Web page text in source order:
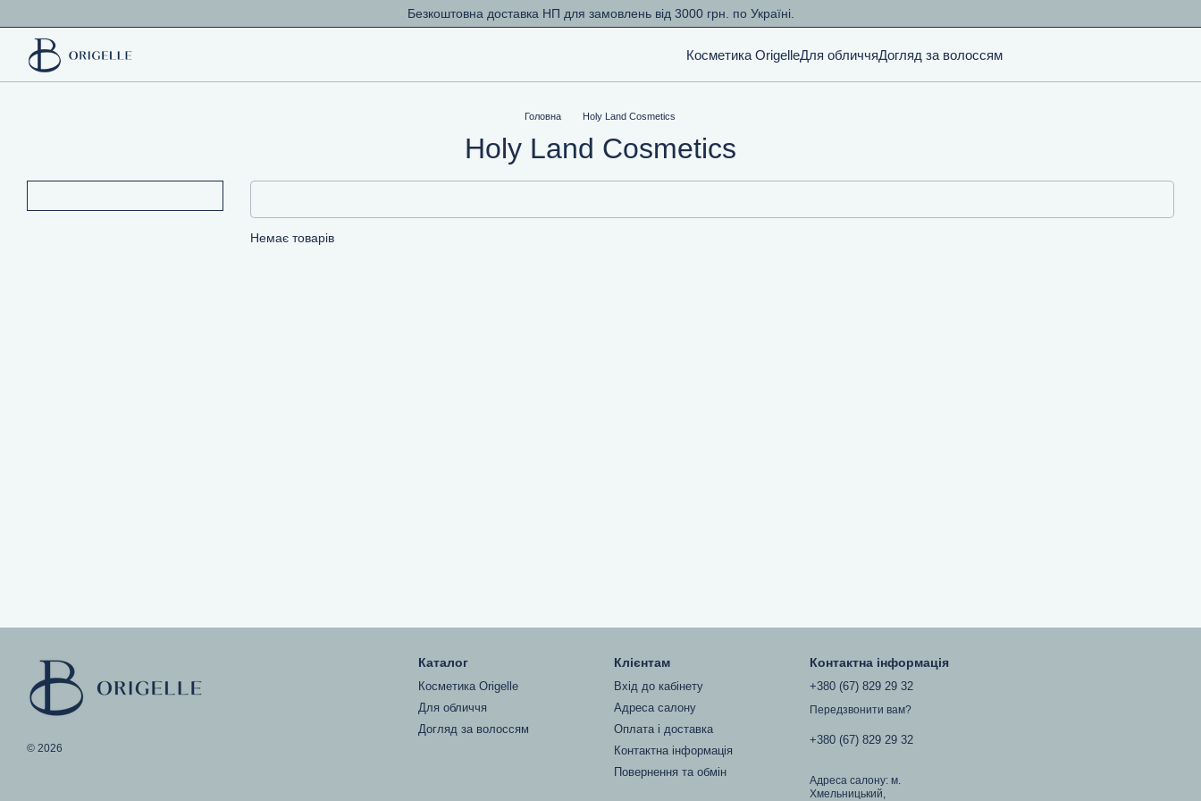
Безкоштовна доставка НП для замовлень від 3000 грн. по Україні.
Косметика OrigelleДля обличчяДогляд за волоссям
Головна Holy Land Cosmetics
Holy Land Cosmetics
Немає товарів
© 2026
Каталог
Косметика Origelle
Для обличчя
Догляд за волоссям
Клієнтам
Вхід до кабінету
Адреса салону
Оплата і доставка
Контактна інформація
Повернення та обмін
Контактна інформація
+380 (67) 829 29 32
Передзвонити вам?
+380 (67) 829 29 32
Адреса салону: м.
Хмельницький,